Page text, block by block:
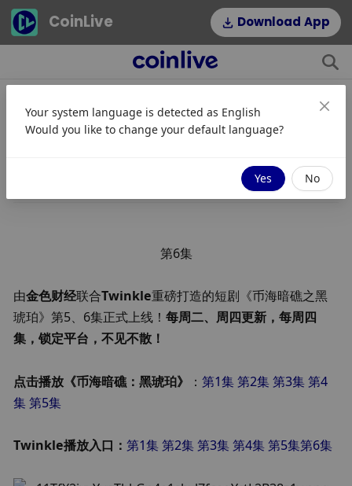
CoinLive Download App
《币海暗礁之黑琥珀》第6集
关注
第6集
由金色财经联合Twinkle重磅打造的短剧《币海暗礁之黑
琥珀》第5、6集正式上线！每周二、周四更新，每周四
集，锁定平台，不见不散！
点击播放《币海暗礁：黑琥珀》 ：第1集第2集 第3集第4
集第5集
Twinkle播放入口：第1集第2集第3集第4集第5集第6集
Your system language is detected as English
Would you like to change your default language?
Yes No